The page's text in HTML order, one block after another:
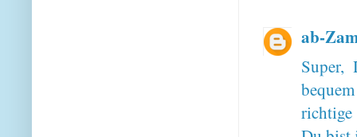
ab-
Super,